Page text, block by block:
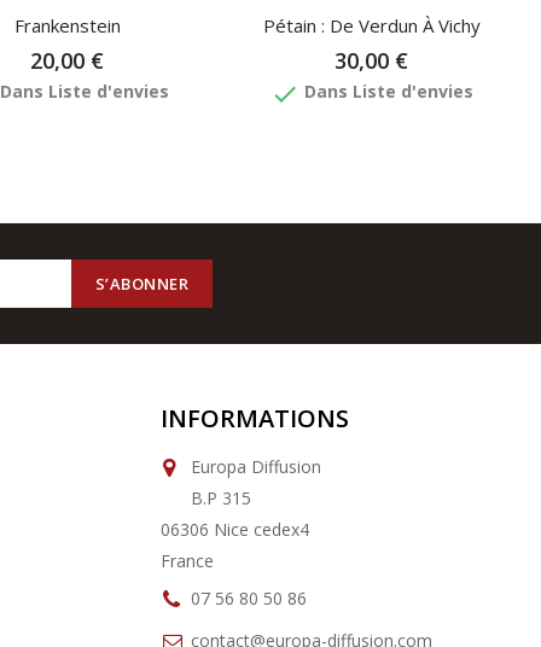
Frankenstein
20,00 €
Dans Liste d'envies
Pétain : De Verdun À Vichy
30,00 €
done Dans Liste d'envies
INFORMATIONS
Europa Diffusion
B.P 315
06306 Nice cedex4
France
07 56 80 50 86
contact@europa-diffusion.com